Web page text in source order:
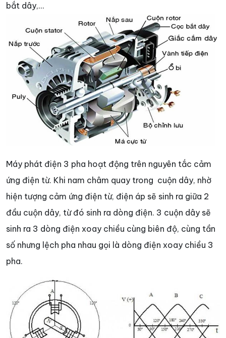
bắt dây,...
Máy phát điện 3 pha hoạt động trên nguyên tắc cảm
ứng điện từ. Khi nam châm quay trong cuộn dây, nhờ
hiện tượng cảm ứng điện từ, điện áp sẽ sinh ra giữa 2
đầu cuộn dây, từ đó sinh ra dòng điện. 3 cuộn dây sẽ
sinh ra 3 dòng điện xoay chiều cùng biên độ, cùng tần
số nhưng lệch pha nhau gọi là dòng điện xoay chiều 3
pha.